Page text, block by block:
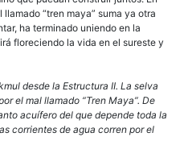
“tren maya” suma ya otra
ha terminado uniendo en la
floreciendo la vida en el sureste y
desde la Estructura II. La selva
el mal llamado “Tren Maya”. De
acuífero del que depende toda la
corrientes de agua corren por el